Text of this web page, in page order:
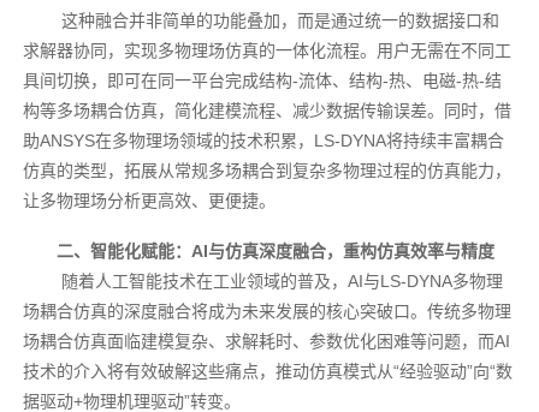
这种融合并非简单的功能叠加，而是通过统一的数据接口和
求解器协同，实现多物理场仿真的一体化流程。用户无需在不同工
具间切换，即可在同一平台完成结构-流体、结构-热、电磁-热-结
构等多场耦合仿真，简化建模流程、减少数据传输误差。同时，借
助ANSYS在多物理场领域的技术积累，LS-DYNA将持续丰富耦合
仿真的类型，拓展从常规多场耦合到复杂多物理过程的仿真能力，
让多物理场分析更高效、更便捷。
二、智能化赋能：AI与仿真深度融合，重构仿真效率与精度
随着人工智能技术在工业领域的普及，AI与LS-DYNA多物理
场耦合仿真的深度融合将成为未来发展的核心突破口。传统多物理
场耦合仿真面临建模复杂、求解耗时、参数优化困难等问题，而AI
技术的介入将有效破解这些痛点，推动仿真模式从“经验驱动”向“数
据驱动+物理机理驱动”转变。